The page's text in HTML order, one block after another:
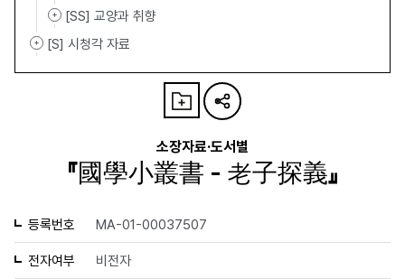
[SS] 교양과 취향
[S] 시청각 자료
소장자료·도서별
『國學小叢書 - 老子探義』
등록번호 MA-01-00037507
전자여부 비전자